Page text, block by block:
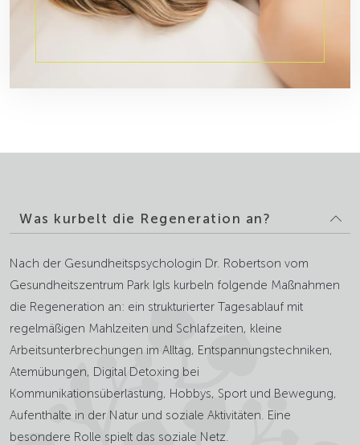
Was kurbelt die Regeneration an?
Nach der Gesundheitspsychologin Dr. Robertson vom
Gesundheitszentrum Park Igls kurbeln folgende Maßnahmen
die Regeneration an: ein strukturierter Tagesablauf mit
regelmäßigen Mahlzeiten und Schlafzeiten, kleine
Arbeitsunterbrechungen im Alltag, Entspannungstechniken,
Atemübungen, Digital Detoxing bei
Kommunikationsüberlastung, Hobbys, Sport und Bewegung,
Aufenthalte in der Natur und soziale Aktivitäten. Eine
besondere Rolle spielt das soziale Netz.